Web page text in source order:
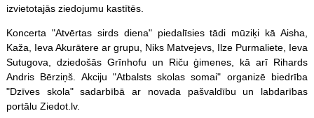
izvietotajās ziedojumu kastītēs.
Koncerta "Atvērtas sirds diena" piedalīsies tādi mūziķi kā Aisha,
Kaža, Ieva Akurātere ar grupu, Niks Matvejevs, Ilze Purmaliete, Ieva
Sutugova, dziedošās Grīnhofu un Riču ģimenes, kā arī Rihards
Andris Bērziņš. Akciju "Atbalsts skolas somai" organizē biedrība
"Dzīves skola" sadarbībā ar novada pašvaldību un labdarības
portālu Ziedot.lv.